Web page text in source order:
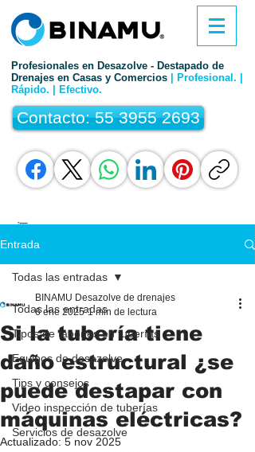
Profesionales en Desazolve - Destapado de
Drenajes en Casas y Comercios
| Profesional. |
Rápido. | Efectivo.
Contacto: 55 3955 2693
Entrada
Todas las entradas
Tipos de tapones en tuberías
Equipos de desazolve
Tips y consejos
Video inspección de tuberías
Servicios de desazolve
Todas las entradas
Si la tubería tiene
daño estructural ¿se
puede destapar con
máquinas eléctricas?
BINAMU Desazolve de drenajes
6 ene 2025 1 min de lectura
Actualizado: 5 nov 2025